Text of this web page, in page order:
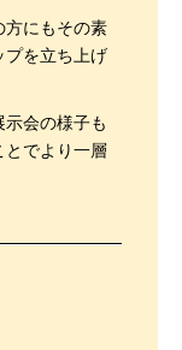
にもその素
を立ち上げ
会の様子も
とでより一層